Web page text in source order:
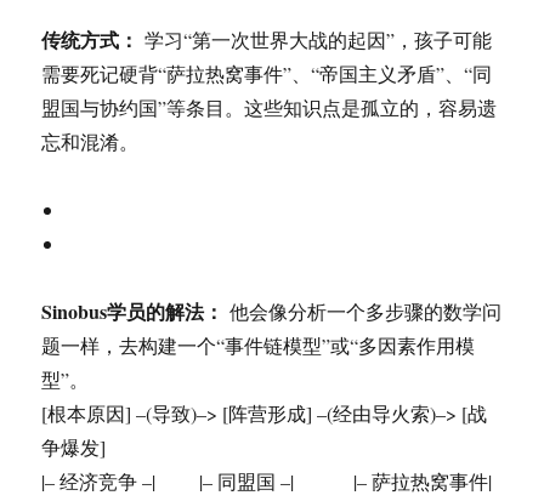
传统方式： 学习“第一次世界大战的起因”，孩子可能
需要死记硬背“萨拉热窝事件”、“帝国主义矛盾”、“同
盟国与协约国”等条目。这些知识点是孤立的，容易遗
忘和混淆。
Sinobus学员的解法： 他会像分析一个多步骤的数学问
题一样，去构建一个“事件链模型”或“多因素作用模
型”。
[根本原因] –(导致)–> [阵营形成] –(经由导火索)–> [战
争爆发]
|– 经济竞争 –| |– 同盟国 –| |– 萨拉热窝事件|